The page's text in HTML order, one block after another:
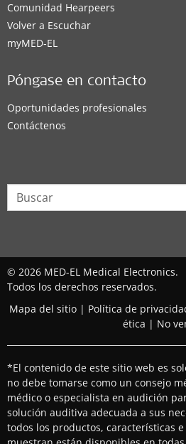
Comunidad Hearpeers
Volver a Escuchar
myMED‑EL
Póngase en contacto
Oportunidades profesionales
Contáctenos
© 2026 MED-EL Medical Electronics.
Todos los derechos reservados.
Mapa del sitio | Política de
ética | No
*El contenido de este sitio web es
no debe tomarse como un consejo
médico o especialista en audición
solución auditiva adecuada a sus
todos los productos, características